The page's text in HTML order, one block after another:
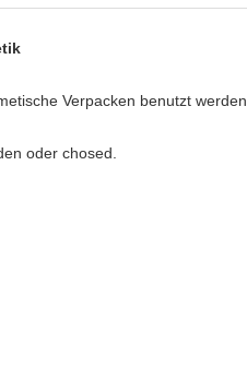
Verpacken benutzt werden.
oder chosed.